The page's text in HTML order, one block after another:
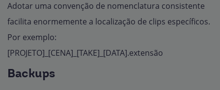
Adotar uma convenção de nomenclatura consistente
facilita enormemente a localização de clips específicos.
Por exemplo:
[PROJETO]_[CENA]_[TAKE]_[DATA].extensão
Backups